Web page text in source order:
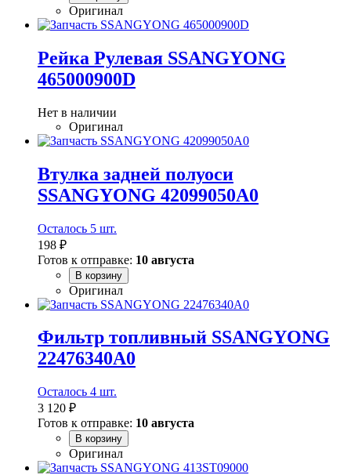
Оригинал
Рейка Рулевая SSANGYONG
465000900D
Нет в наличии
Оригинал
Втулка задней полуоси
SSANGYONG 42099050A0
Осталось 5 шт.
198 ₽
Готов к отправке: 10 августа
В корзину
Оригинал
Фильтр топливный SSANGYONG
22476340A0
Осталось 4 шт.
3 120 ₽
Готов к отправке: 10 августа
В корзину
Оригинал